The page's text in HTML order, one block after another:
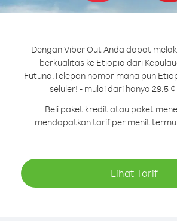
Dengan Viber Out Anda dapat
berkualitas ke Etiopia dari
Futuna.Telepon nomor mana pun
seluler! - mulai dari hanya 29.5
Beli paket kredit atau paket
mendapatkan tarif per menit
Lihat Tarif